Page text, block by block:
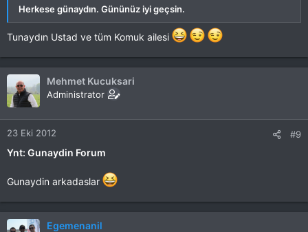
Herkese günaydın. Gününüz iyi geçsin.
Tunaydın Ustad ve tüm Komuk ailesi
Mehmet Kucuksari
Administrator
23 Eki 2012 #9
Ynt: Gunaydin Forum
Gunaydin arkadaslar
Egemenanil